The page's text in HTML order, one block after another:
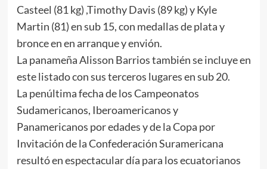
Casteel (81 kg) ,Timothy Davis (89 kg) y Kyle
Martin (81) en sub 15, con medallas de plata y
bronce en en arranque y envión.
La panameña Alisson Barrios también se incluye en
este listado con sus terceros lugares en sub 20.
La penúltima fecha de los Campeonatos
Sudamericanos, Iberoamericanos y
Panamericanos por edades y de la Copa por
Invitación de la Confederación Suramericana
resultó en espectacular día para los ecuatorianos